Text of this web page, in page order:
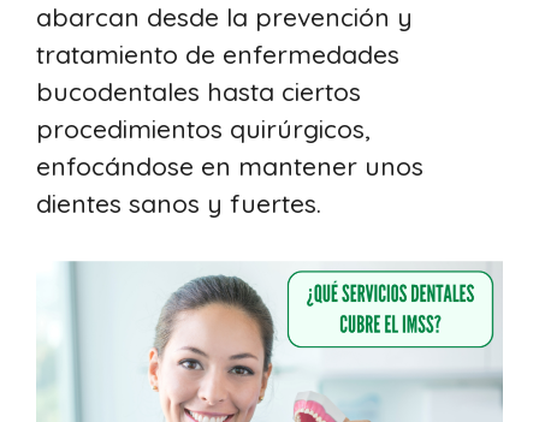
abarcan desde la prevención y
tratamiento de enfermedades
bucodentales hasta ciertos
procedimientos quirúrgicos,
enfocándose en mantener unos
dientes sanos y fuertes.